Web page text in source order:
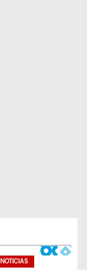
NOTICIAS